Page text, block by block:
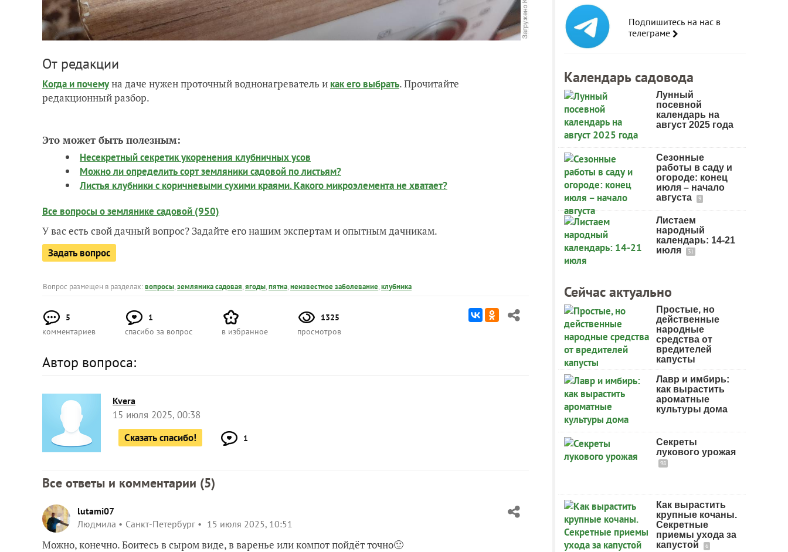
От редакции
Когда и почемуна даче нужен проточный воднонагреватель и как его выбрать. Прочитайте
редакционный разбор.
Это может быть полезным:
Несекретный секретик укоренения клубничных усов
Можно ли определить сорт земляники садовой по листьям?
Листья клубники с коричневыми сухими краями. Какого микроэлемента не хватает?
Все вопросы о землянике садовой (950)
У вас есть свой дачный вопрос? Задайте его нашим экспертам и опытным дачникам.
Задать вопрос
Вопрос размещен в разделах:вопросы,земляника садовая,ягоды,пятна,неизвестное заболевание,клубника
5
комментариев
1
спасибо за вопрос
в избранное
1325
просмотров
Автор вопроса:
Kvera
15 июля 2025, 00:38
Сказать спасибо!
1
Все ответы и комментарии (5)
lutami07
Людмила
Санкт-Петербург 15 июля 2025, 10:51
Можно, конечно. Боитесь в сыром виде, в варенье или компот пойдёт точно🙂
Подпишитесь на нас в
телеграме
Календарь садовода
Лунный
посевной
календарь на
август 2025 года
Сезонные
работы в саду и
огороде: конец
июля – начало
августа
9
Листаем
народный
календарь: 14-21
июля
31
Сейчас актуально
Простые, но
действенные
народные
средства от
вредителей
капусты
Лавр и имбирь:
как вырастить
ароматные
культуры дома
Секреты
лукового урожая
98
Как вырастить
крупные кочаны.
Секретные
приемы ухода за
капустой
6